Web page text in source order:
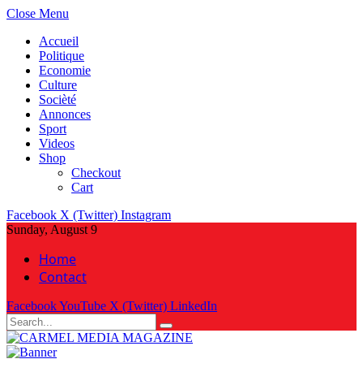
Close Menu
Accueil
Politique
Economie
Culture
Socièté
Annonces
Sport
Videos
Shop
Checkout
Cart
Facebook X (Twitter) Instagram
Sunday, August 9
Home
Contact
FacebookYouTube X (Twitter) LinkedIn